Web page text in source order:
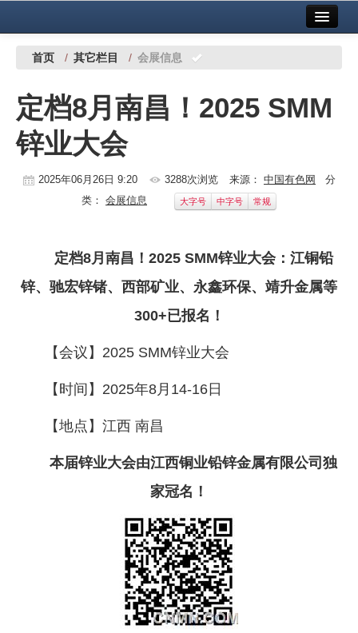
中国有色金属报社主办 广告服务
铜镍铅锌
铝
稀有稀土
镁钛
党建工作
企业文化
首页 / 其它栏目 / 会展信息
定档8月南昌！2025 SMM
锌业大会
2025年06月26日 9:20 3288次浏览 来源： 中国有色网
分
类： 会展信息 大字号 中字号 常规
定档8月南昌！2025 SMM锌业大会：江铜铅
锌、驰宏锌锗、西部矿业、永鑫环保、靖升金属等
300+已报名！
【会议】2025 SMM锌业大会
【时间】2025年8月14-16日
【地点】江西 南昌
本届锌业大会由江西铜业铅锌金属有限公司独
家冠名！